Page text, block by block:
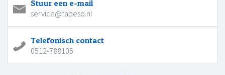
Stuur een e-mail
service@tapeso.nl
Telefonisch contact
0512-788105